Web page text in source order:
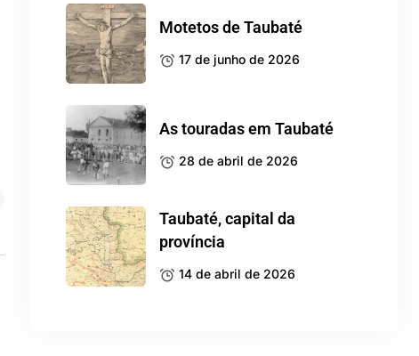
Motetos de Taubaté
17 de junho de 2026
As touradas em Taubaté
28 de abril de 2026
Taubaté, capital da
província
14 de abril de 2026